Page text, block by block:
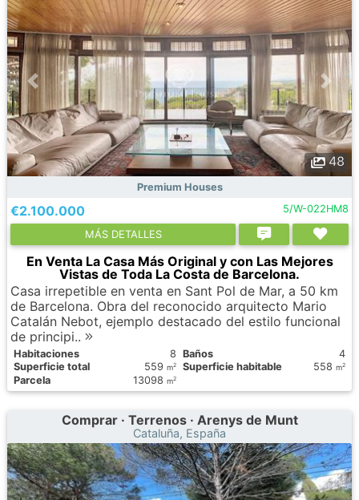
48
Premium Houses
€2.100.000 5/W-022HM8
МÁS DETALLES
En Venta La Casa Más Original y con Las Mejores
Vistas de Toda La Costa de Barcelona.
Casa irrepetible en venta en Sant Pol de Mar, a 50 km
de Barcelona. Obra del reconocido arquitecto Mario
Catalán Nebot, ejemplo destacado del estilo funcional
de principi..
Habitaciones 8 Baños
4
Superficie total
559 m2 Superficie habitable 558 m2
Parcela 13098 m2
Comprar · Terrenos · Arenys de Munt
Cataluña, España